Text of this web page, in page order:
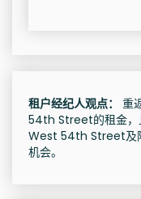
租户经纪人观点：
重
54th Street的租金，
West 54th Street及
机会。